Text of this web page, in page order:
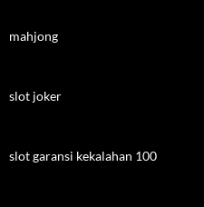
mahjong
slot joker
slot garansi kekalahan 100